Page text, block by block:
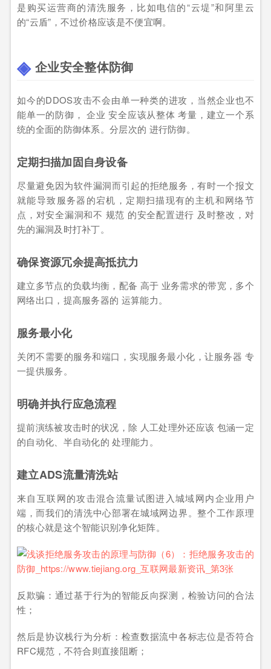
是购买运营商的清洗服务，比如电信的“云堤”和阿里云
的“云盾”，不过价格应该是不便宜啊。
企业安全整体防御
如今的DDOS攻击不会由单一种类的进攻，当然企业也不
能单一的防御， 企业 安全应该从整体 考量，建立一个系
统的全面的防御体系。分层次的 进行防御。
定期扫描加固自身设备
尽量避免因为软件漏洞而引起的拒绝服务，有时一个报文
就能导致服务器的宕机，定期扫描现有的主机和网络节
点，对安全漏洞和不 规范 的安全配置进行 及时整改，对
先的漏洞及时打补丁。
确保资源冗余提高抵抗力
建立多节点的负载均衡，配备 高于 业务需求的带宽，多个
网络出口，提高服务器的 运算能力。
服务最小化
关闭不需要的服务和端口，实现服务最小化，让服务器 专
一提供服务。
明确并执行应急流程
提前演练被攻击时的状况，除 人工处理外还应该 包涵一定
的自动化、半自动化的 处理能力。
建立ADS流量清洗站
来自互联网的攻击混合流量试图进入城域网内企业用户
端，而我们的清洗中心部署在城域网边界。整个工作原理
的核心就是这个智能识别净化矩阵。
反欺骗：通过基于行为的智能反向探测，检验访问的合法
性；
然后是协议栈行为分析：检查数据流中各标志位是否符合
RFC规范，不符合则直接阻断；